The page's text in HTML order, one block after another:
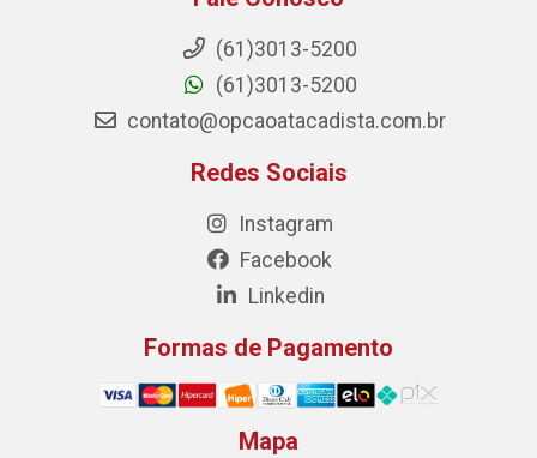
(61)3013-5200
(61)3013-5200
contato@opcaoatacadista.com.br
Redes Sociais
Instagram
Facebook
Linkedin
Formas de Pagamento
Mapa